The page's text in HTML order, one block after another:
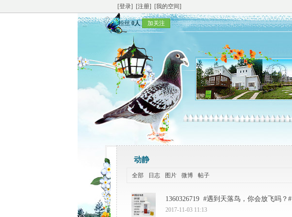
[登录] [注册] [我的空间]
粉丝0人 加关注
动静
全部 日志 图片 微博 帖子
1360326719 #遇到天落鸟，你会放飞吗？#
2017-11-03 11:13